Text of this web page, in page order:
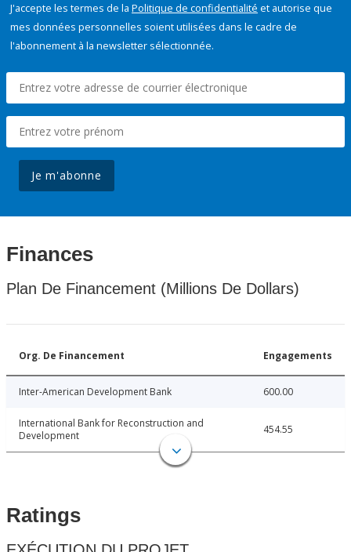
J'accepte les termes de la Politique de confidentialité et autorise que
mes données personnelles soient utilisées dans le cadre de
l'abonnement à la newsletter sélectionnée.
Je m'abonne
Finances
Plan De Financement (Millions De Dollars)
Org. De Financement Engagements
Inter-American Development Bank 600.00
International Bank for Reconstruction and
Development
454.55
Ratings